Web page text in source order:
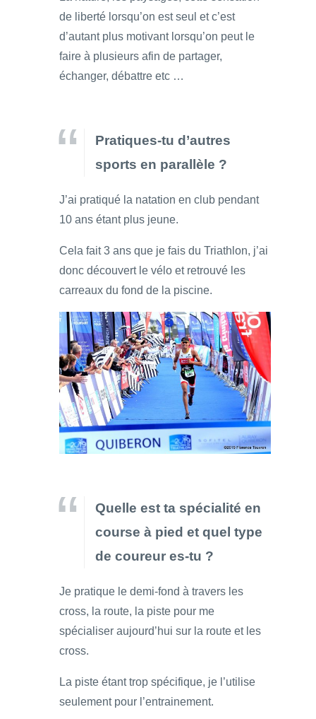
de liberté lorsqu’on est seul et c’est
d’autant plus motivant lorsqu’on peut le
faire à plusieurs afin de partager,
échanger, débattre etc …
Pratiques-tu d’autres
sports en parallèle ?
J’ai pratiqué la natation en club pendant
10 ans étant plus jeune.
Cela fait 3 ans que je fais du Triathlon, j’ai
donc découvert le vélo et retrouvé les
carreaux du fond de la piscine.
Quelle est ta spécialité en
course à pied et quel type
de coureur es-tu ?
Je pratique le demi-fond à travers les
cross, la route, la piste pour me
spécialiser aujourd’hui sur la route et les
cross.
La piste étant trop spécifique, je l’utilise
seulement pour l’entrainement.